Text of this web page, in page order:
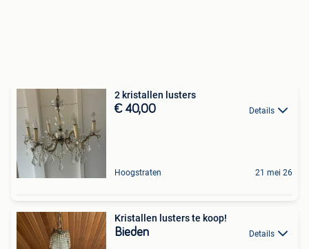
2 kristallen lusters
€ 40,00 Details
Hoogstraten 21 mei 26
Kristallen lusters te koop!
Bieden Details